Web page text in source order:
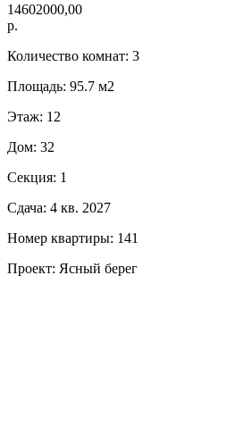
14602000,00
р.
Количество комнат: 3
Площадь: 95.7 м2
Этаж: 12
Дом: 32
Секция: 1
Сдача: 4 кв. 2027
Номер квартиры: 141
Проект: Ясный берег